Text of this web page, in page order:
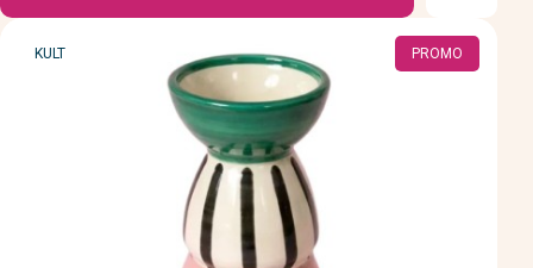
MARQUE
KULT PROMO